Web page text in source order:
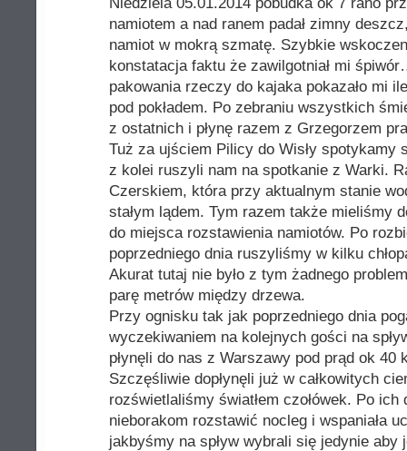
namiotem a nad ranem padał zimny
namiot w mokrą szmatę. Szybkie
konstatacja faktu że zawilgotniał mi
pakowania rzeczy do kajaka pokazało mi
pod pokładem. Po zebraniu wszystkich
z ostatnich i płynę razem z Grzegorzem
Tuż za ujściem Pilicy do Wisły spotykamy
z kolei ruszyli nam na spotkanie z Warki.
Czerskiem, która przy aktualnym stanie
stałym lądem. Tym razem także mieliśmy
do miejsca rozstawienia namiotów. Po
poprzedniego dnia ruszyliśmy w kilku
Akurat tutaj nie było z tym żadnego
parę metrów między drzewa.
Przy ognisku tak jak poprzedniego dnia
wyczekiwaniem na kolejnych gości na
płynęli do nas z Warszawy pod prąd ok 40
Szczęśliwie dopłynęli już w całkowitych
rozświetlaliśmy światłem czołówek. Po
nieborakom rozstawić nocleg i wspaniała
jakbyśmy na spływ wybrali się jedynie